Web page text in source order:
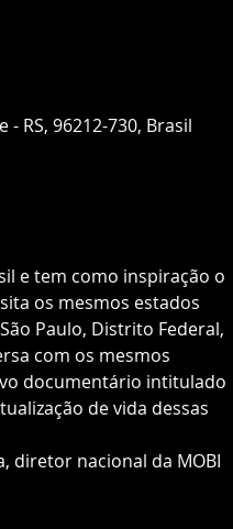
RS, 96212-730, Brasil
e tem como inspiração o
os mesmos estados
Paulo, Distrito Federal,
com os mesmos
documentário intitulado
de vida dessas
diretor nacional da MOBI